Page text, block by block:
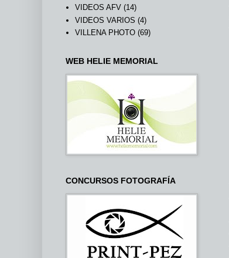
VIDEOS AFV (14)
VIDEOS VARIOS (4)
VILLENA PHOTO (69)
WEB HELIE MEMORIAL
CONCURSOS FOTOGRAFÍA